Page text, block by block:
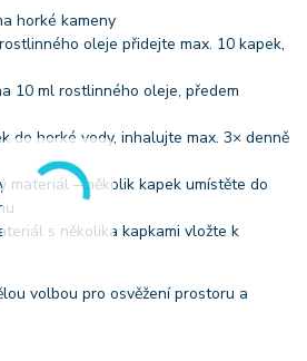
horké kameny
oleje přidejte max. 10 kapek,
10 ml rostlinného oleje, předem
do horké vody, inhalujte max. 3× denně
materiál – několik kapek umístěte do
s několika kapkami vložte k
volbou pro osvěžení prostoru a